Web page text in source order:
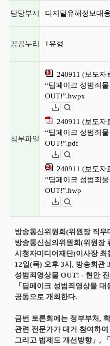
담당부서 디지털유해정보대
공공누리 1유형
첨부파일
240911 (보도자
“딥페이크 성범죄물
OUT!”.hwpx
240911 (보도자
“딥페이크 성범죄물
OUT!”.pdf
240911 (보도자
“딥페이크 성범죄물
OUT!”.hwp
방송통신위원회(위원장 직무
방송통신심의위원회(위원장
시청자미디어재단(이사장 최
12일(목) 오후 3시, 방송회관
성범죄영상물 OUT! - 현안
「딥페이크 성범죄영상물
공동으로 개최한다.
금번 토론회에는 정부부처,
관련 전문가가 대거 참여하
그리고 법제도 개선방향」,